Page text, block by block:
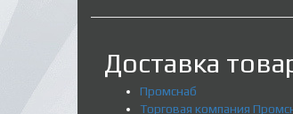
Доставка
Промснаб
Торговая компания